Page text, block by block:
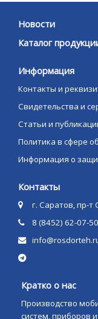
Новости
Каталог
Информация
Контакты и
Свидетельства и
Статьи и
Политика в сфере
Информация о
Контакты
г. Саратов, пр-т
8 (8452) 62-07-
Кратко о нас
Производство
систем, приборов